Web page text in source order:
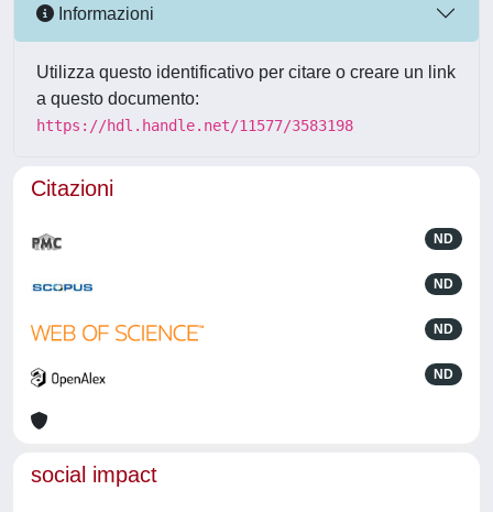
Informazioni
Utilizza questo identificativo per citare o creare un link
a questo documento:
https://hdl.handle.net/11577/3583198
Citazioni
ND
ND
ND
ND
social impact